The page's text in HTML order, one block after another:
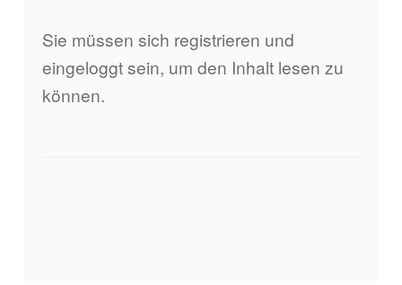
Sie müssen sich registrieren und
eingeloggt sein, um den Inhalt lesen zu
können.